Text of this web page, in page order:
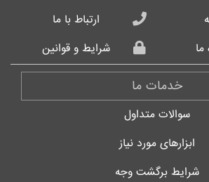
ارتباط با ما
شرایط و قوانین
خدمات ما
سوالات متداول
ابزارهای مورد نیاز
شرایط برگشت وجه